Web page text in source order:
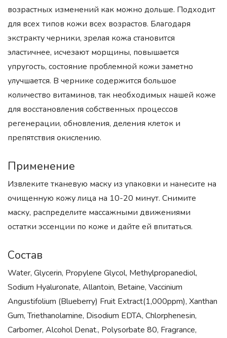
возрастных изменений как можно дольше. Подходит
для всех типов кожи всех возрастов. Благодаря
экстракту черники, зрелая кожа становится
эластичнее, исчезают морщины, повышается
упругость, состояние проблемной кожи заметно
улучшается. В чернике содержится большое
количество витаминов, так необходимых нашей коже
для восстановления собственных процессов
регенерации, обновления, деления клеток и
препятствия окислению.
Применение
Извлеките тканевую маску из упаковки и нанесите на
очищенную кожу лица на 10-20 минут. Снимите
маску, распределите массажными движениями
остатки эссенции по коже и дайте ей впитаться.
Состав
Water, Glycerin, Propylene Glycol, Methylpropanediol,
Sodium Hyaluronate, Allantoin, Betaine, Vaccinium
Angustifolium (Blueberry) Fruit Extract(1,000ppm), Xanthan
Gum, Triethanolamine, Disodium EDTA, Chlorphenesin,
Carbomer, Alcohol Denat., Polysorbate 80, Fragrance,